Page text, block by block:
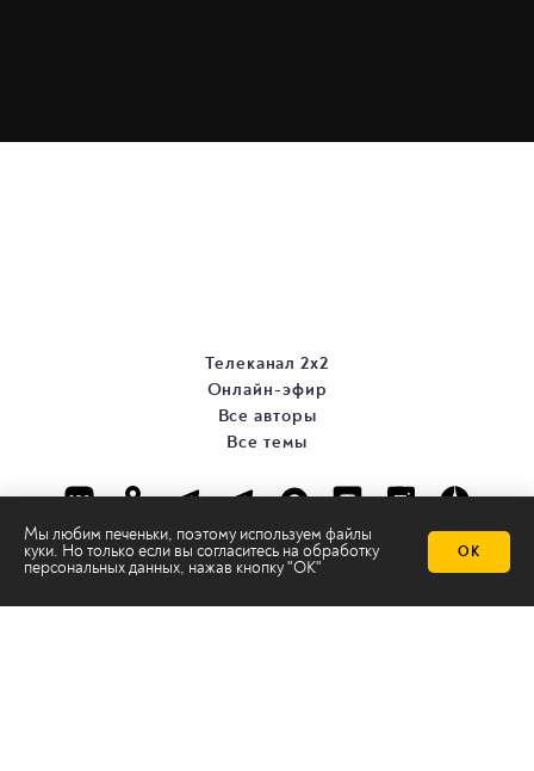
Мы любим печеньки, поэтому используем файлы
куки. Но только если вы согласитесь на обработку
персональных данных, нажав кнопку "ОК"
ОК
Телеканал 2х2
Онлайн-эфир
Все авторы
Все темы